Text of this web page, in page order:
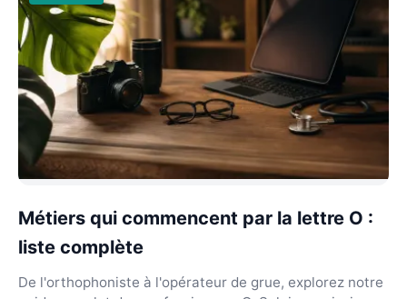
Métiers qui commencent par la lettre O :
liste complète
De l'orthophoniste à l'opérateur de grue, explorez notre